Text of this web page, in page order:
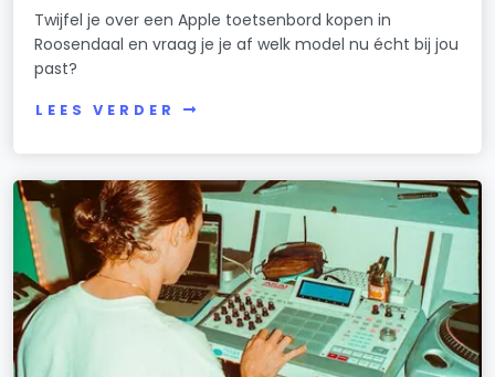
Twijfel je over een Apple toetsenbord kopen in
Roosendaal en vraag je je af welk model nu écht bij jou
past?
LEES VERDER